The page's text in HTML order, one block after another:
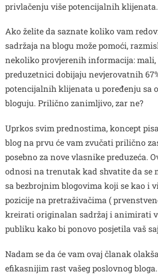
privlačenju više potencijalnih klijenata.
Ako želite da saznate koliko vam
sadržaja na blogu može pomoći,
nekoliko provjerenih informacija:
preduzetnici dobijaju nevjerovatnih
potencijalnih klijenata u poređenju sa
bloguju. Prilično zanimljivo, zar ne?
Uprkos svim prednostima, koncept
blog na prvu će vam zvučati prilično
posebno za nove vlasnike preduzeća.
odnosi na trenutak kad shvatite da se
sa bezbrojnim blogovima koji se kao i
pozicije na pretraživačima (
kreirati originalan sadržaj i animirati
publiku kako bi ponovo posjetila vaš
Nadam se da će vam ovaj članak
efikasnijim rast vašeg poslovnog